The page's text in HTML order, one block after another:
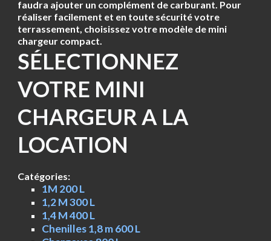
faudra ajouter un complément de carburant. Pour
réaliser facilement et en toute sécurité votre
terrassement, choisissez votre modèle de mini
chargeur compact.
SÉLECTIONNEZ
VOTRE MINI
CHARGEUR A LA
LOCATION
Catégories:
1M 200 L
1,2 M 300 L
1,4 M 400 L
Chenilles 1,8 m 600 L